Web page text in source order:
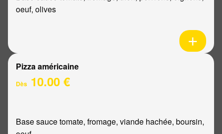
oeuf, olives
Pizza américaine
Dès 10.00 €
Base sauce tomate, fromage, viande hachée, boursin,